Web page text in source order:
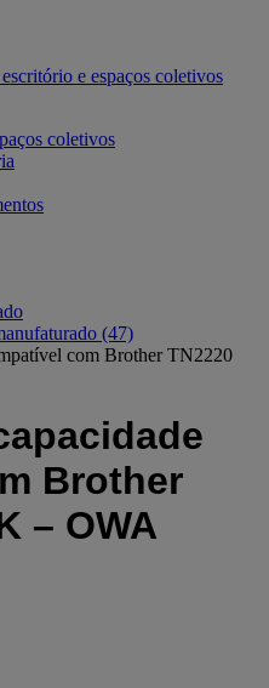
e espaços coletivos
coletivos
(47)
com Brother TN2220
Brother
– OWA